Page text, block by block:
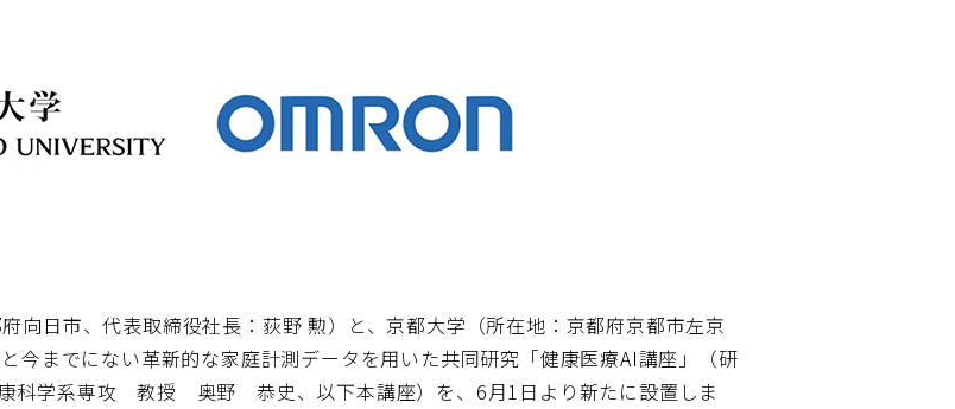
向日市、代表取締役社長：荻野 勲）と、京都大学（所在地：京都府京都市左京
今までにない革新的な家庭計測データを用いた共同研究「健康医療AI講座」（研
科学系専攻 教授 奥野 恭史、以下本講座）を、6月1日より新たに設置しま